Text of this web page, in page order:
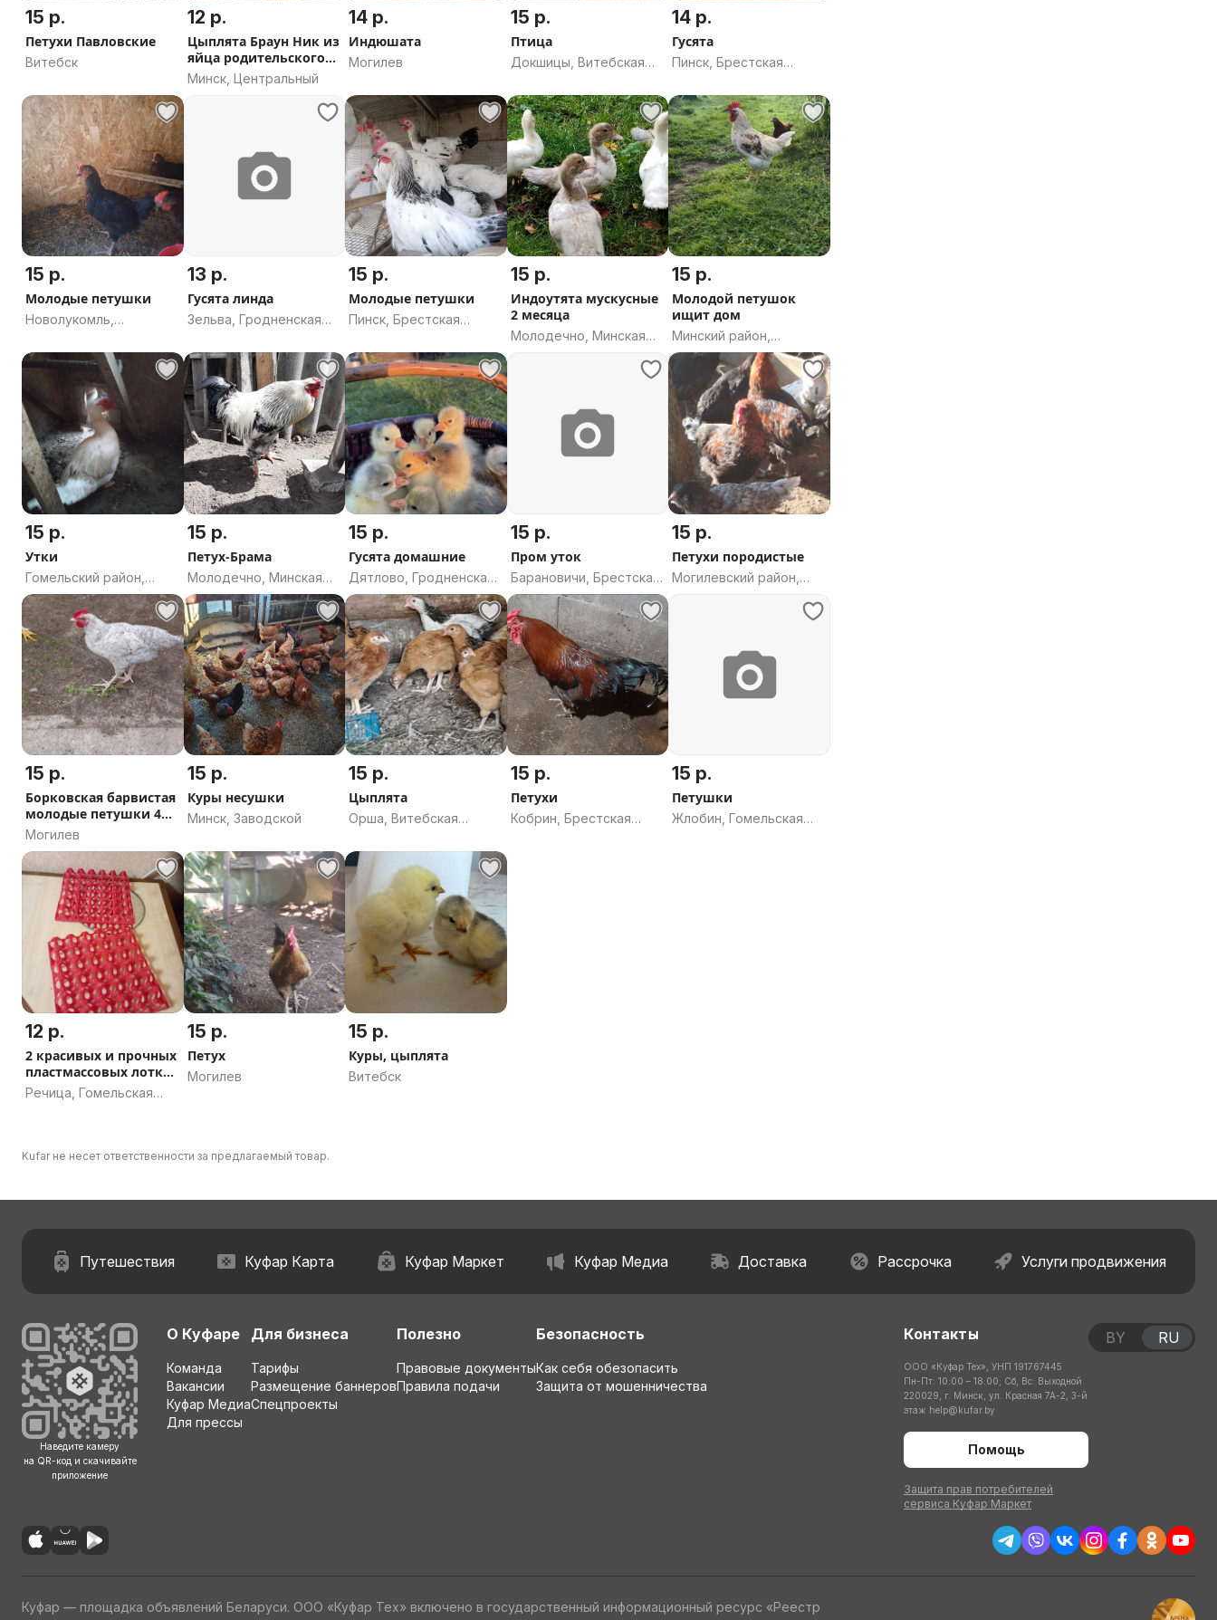
15 р.
Петухи Павловские
Витебск
12 р.
Цыплята Браун Ник из
яйца родительского
стада.
Минск, Центральный
14 р.
Индюшата
Могилев
15 р.
Птица
Докшицы, Витебская
14 р.
Гусята
Пинск, Брестская
15 р.
Молодые петушки
Новолукомль,
13 р.
Гусята линда
Зельва, Гродненская
15 р.
Молодые петушки
Пинск, Брестская
15 р.
Индоутята мускусные
2 месяца
Молодечно, Минская
15 р.
Молодой петушок
ищит дом
Минский район,
Минская область
15 р.
Утки
Гомельский район,
Гомельская область
15 р.
Петух-Брама
Молодечно, Минская
область
15 р.
Гусята домашние
Дятлово, Гродненская
область
15 р.
Пром уток
Барановичи, Брестская
область
15 р.
Петухи породистые
Могилевский район,
15 р.
Борковская барвистая
молодые петушки 4
мес.
Могилев
15 р.
Куры несушки
Минск, Заводской
15 р.
Цыплята
Орша, Витебская
15 р.
Петухи
Кобрин, Брестская
15 р.
Петушки
Жлобин, Гомельская
12 р.
2 красивых и прочных
пластмассовых лотка
д
Речица, Гомельская
15 р.
Петух
Могилев
15 р.
Куры, цыплята
Витебск
Kufar не несет ответственности за предлагаемый товар.
Путешествия Куфар Карта Куфар Маркет Куфар Медиа Доставка Рассрочка Услуги продвижения
Наведите камеру
на QR-код и скачивайте
приложение
О Куфаре
Команда
Вакансии
Куфар Медиа
Для прессы
Для бизнеса
Тарифы
Размещение баннеров
Спецпроекты
Полезно
Правовые документы
Правила подачи
Безопасность
Как себя обезопасить
Защита от мошенничества
Контакты
ООО «Куфар Тех», УНП 191767445
Пн-Пт: 10:00 – 18:00; Сб, Вс: Выходной
220029, г. Минск, ул. Красная 7А-2, 3-й
этаж help@kufar.by
Помощь
Защита прав потребителей
сервиса Куфар Маркет
BY RU
Куфар — площадка объявлений Беларуси. ООО «Куфар Тех» включено в государственный информационный ресурс «Реестр